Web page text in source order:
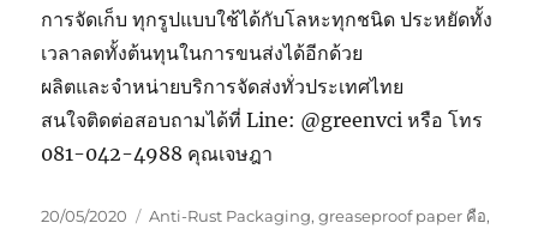
การจัดเก็บ ทุกรูปแบบใช้ได้กับโลหะทุกชนิด ประหยัดทั้ง
เวลาลดทั้งต้นทุนในการขนส่งได้อีกด้วย
ผลิตและจำหน่ายบริการจัดส่งทั่วประเทศไทย
สนใจติดต่อสอบถามได้ที่ Line: @greenvci หรือ โทร
081-042-4988 คุณเจษฎา
Posted
20/05/2020 Tags
Anti-Rust Packaging,greaseproof paper คือ,